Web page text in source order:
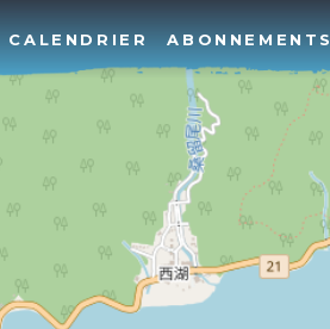
CALENDRIER ABONNEMENTS